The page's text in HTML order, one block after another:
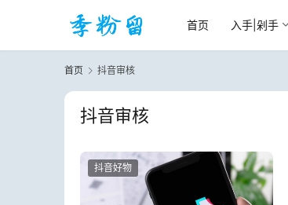
首页 入手|剁手
首页 抖音审核
抖音审核
抖音好物